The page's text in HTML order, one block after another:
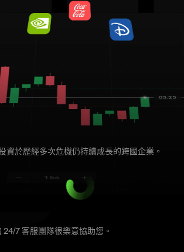
資於歷經多次危機仍持續成長的跨國企業。
7 客服團隊很樂意協助您。